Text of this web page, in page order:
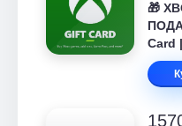
🎁
Card